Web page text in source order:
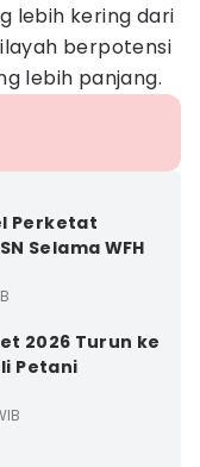
lebih kering dari
berpotensi
lebih panjang.
Perketat
Selama WFH
2026 Turun ke
Petani